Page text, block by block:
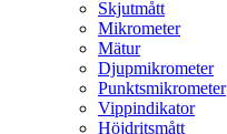
Skjutmått
Mikrometer
Mätur
Djupmikrometer
Punktsmikrometer
Vippindikator
Höjdritsmått